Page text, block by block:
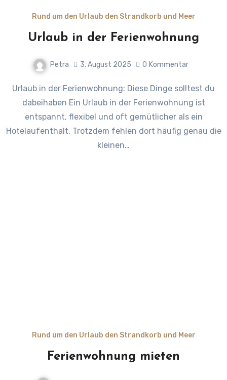
Rund um den Urlaub den Strandkorb und Meer
Urlaub in der Ferienwohnung
Petra 3. August 2025 0 Kommentar
Urlaub in der Ferienwohnung: Diese Dinge solltest du
dabeihaben Ein Urlaub in der Ferienwohnung ist
entspannt, flexibel und oft gemütlicher als ein
Hotelaufenthalt. Trotzdem fehlen dort häufig genau die
kleinen…
Rund um den Urlaub den Strandkorb und Meer
Ferienwohnung mieten